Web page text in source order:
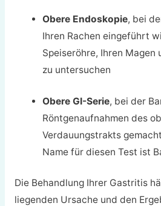
Obere Endoskopie, bei
Ihren Rachen eingeführt
Speiseröhre, Ihren Magen
zu untersuchen
Obere GI-Serie, bei der
Röntgenaufnahmen des
Verdauungstrakts
Name für diesen Test ist
Die Behandlung Ihrer Gastritis
liegenden Ursache und den